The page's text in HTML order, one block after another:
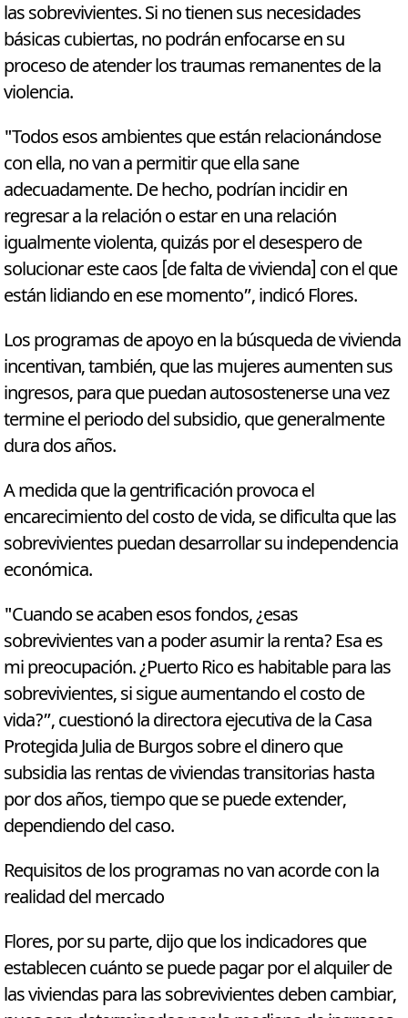
las sobrevivientes. Si no tienen sus necesidades
básicas cubiertas, no podrán enfocarse en su
proceso de atender los traumas remanentes de la
violencia.
"Todos esos ambientes que están relacionándose
con ella, no van a permitir que ella sane
adecuadamente. De hecho, podrían incidir en
regresar a la relación o estar en una relación
igualmente violenta, quizás por el desespero de
solucionar este caos [de falta de vivienda] con el que
están lidiando en ese momento”, indicó Flores.
Los programas de apoyo en la búsqueda de vivienda
incentivan, también, que las mujeres aumenten sus
ingresos, para que puedan autosostenerse una vez
termine el periodo del subsidio, que generalmente
dura dos años.
A medida que la gentrificación provoca el
encarecimiento del costo de vida, se dificulta que las
sobrevivientes puedan desarrollar su independencia
económica.
"Cuando se acaben esos fondos, ¿esas
sobrevivientes van a poder asumir la renta? Esa es
mi preocupación. ¿Puerto Rico es habitable para las
sobrevivientes, si sigue aumentando el costo de
vida?”, cuestionó la directora ejecutiva de la Casa
Protegida Julia de Burgos sobre el dinero que
subsidia las rentas de viviendas transitorias hasta
por dos años, tiempo que se puede extender,
dependiendo del caso.
Requisitos de los programas no van acorde con la
realidad del mercado
Flores, por su parte, dijo que los indicadores que
establecen cuánto se puede pagar por el alquiler de
las viviendas para las sobrevivientes deben cambiar,